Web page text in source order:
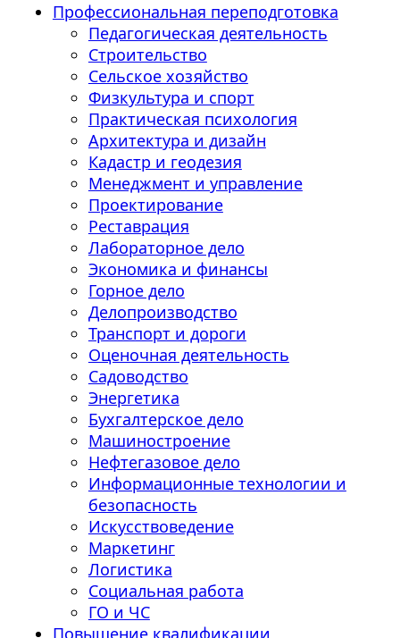
Профессиональная переподготовка
Педагогическая деятельность
Строительство
Сельское хозяйство
Физкультура и спорт
Практическая психология
Архитектура и дизайн
Кадастр и геодезия
Менеджмент и управление
Проектирование
Реставрация
Лабораторное дело
Экономика и финансы
Горное дело
Делопроизводство
Транспорт и дороги
Оценочная деятельность
Садоводство
Энергетика
Бухгалтерское дело
Машиностроение
Нефтегазовое дело
Информационные технологии и
безопасность
Искусствоведение
Маркетинг
Логистика
Социальная работа
ГО и ЧС
Повышение квалификации